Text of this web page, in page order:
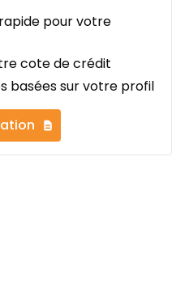
pour votre
cote de crédit
basées sur votre profil